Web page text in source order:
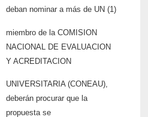
deban nominar a más de UN (1)
miembro de la COMISION
NACIONAL DE EVALUACION
Y ACREDITACION
UNIVERSITARIA (CONEAU),
deberán procurar que la
propuesta se